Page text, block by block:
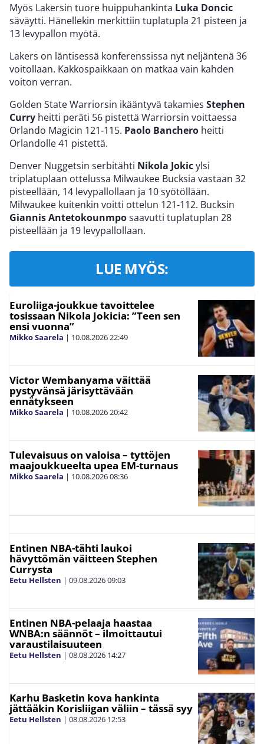
Myös Lakersin tuore huippuhankinta Luka Doncic
säväytti. Hänellekin merkittiin tuplatupla 21 pisteen ja
13 levypallon myötä.
Lakers on läntisessä konferenssissa nyt neljäntenä 36
voitollaan. Kakkospaikkaan on matkaa vain kahden
voiton verran.
Golden State Warriorsin ikääntyvä takamies Stephen
Curry heitti peräti 56 pistettä Warriorsin voittaessa
Orlando Magicin 121-115. Paolo Banchero heitti
Orlandolle 41 pistettä.
Denver Nuggetsin serbitähti Nikola Jokicylsi
triplatuplaan ottelussa Milwaukee Bucksia vastaan 32
pisteellään, 14 levypallollaan ja 10 syötöllään.
Milwaukee kuitenkin voitti ottelun 121-112. Bucksin
Giannis Antetokounmposaavutti tuplatuplan 28
pisteellään ja 19 levypallollaan.
LUE MYÖS:
Euroliiga-joukkue tavoittelee
tosissaan Nikola Jokicia: ”Teen sen
ensi vuonna”
Mikko Saarela | 10.08.202622:49
Victor Wembanyama väittää
pystyvänsä järisyttävään
ennätykseen
Mikko Saarela | 10.08.202620:42
Tulevaisuus on valoisa – tyttöjen
maajoukkueelta upea EM-turnaus
Mikko Saarela | 10.08.202608:36
Entinen NBA-tähti laukoi
hävyttömän väitteen Stephen
Currysta
Eetu Hellsten | 09.08.202609:03
Entinen NBA-pelaaja haastaa
WNBA:n säännöt – ilmoittautui
varaustilaisuuteen
Eetu Hellsten | 08.08.2026 14:27
Karhu Basketin kova hankinta
jättääkin Korisliigan väliin – tässä syy
Eetu Hellsten | 08.08.2026 12:53